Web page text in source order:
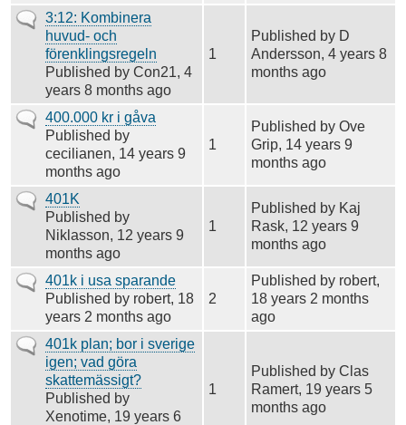
Vanligt
ämne
3:12: Kombinera
huvud- och
förenklingsregeln
Published by Con21, 4
years 8 months ago
1
Published by D
Andersson, 4 years 8
months ago
Vanligt
ämne
400.000 kr i gåva
Published by
cecilianen, 14 years 9
months ago
1
Published by Ove
Grip, 14 years 9
months ago
Vanligt
ämne
401K
Published by
Niklasson, 12 years 9
months ago
1
Published by Kaj
Rask, 12 years 9
months ago
Vanligt
ämne
401k i usa sparande
Published by robert, 18
years 2 months ago
2
Published by robert,
18 years 2 months
ago
Vanligt
ämne
401k plan; bor i sverige
igen; vad göra
skattemässigt?
Published by
Xenotime, 19 years 6
1
Published by Clas
Ramert, 19 years 5
months ago